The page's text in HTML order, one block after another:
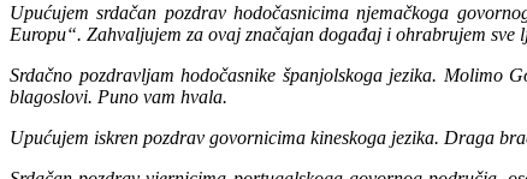
Upućujem srdačan pozdrav hodočasnicima njemačkoga
Europu“. Zahvaljujem za ovaj značajan događaj i ohrabrujem
Srdačno pozdravljam hodočasnike španjolskoga jezika. Molimo
blagoslovi. Puno vam hvala.
Upućujem iskren pozdrav govornicima kineskoga jezika. Draga